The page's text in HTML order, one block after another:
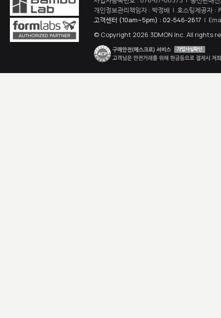
개인정보관리책임자 : 박정배 | 호스팅제공자 :
고객센터 (10am~5pm) : 02-546-2617 |
© Copyright 2026 3DMON Inc. All rights